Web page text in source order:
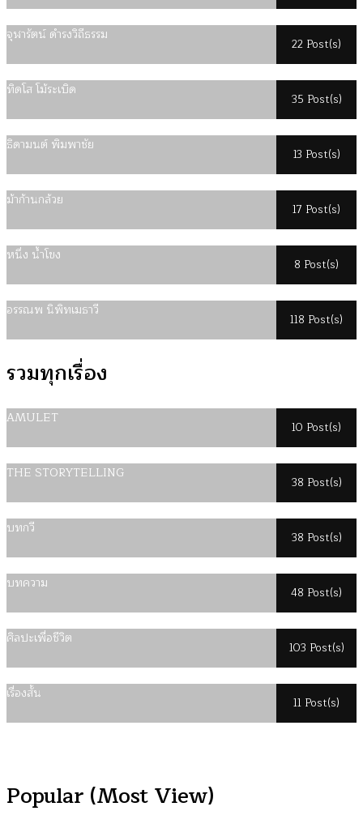
จุฬารัตน์ ดำรงวิถีธรรม
22 Post(s)
ทิดโส โม้ระเบิด
35 Post(s)
ธิดามนต์ พิมพาชัย
13 Post(s)
ม้าก้านกล้วย
17 Post(s)
หนึ่ง น้ำโขง
8 Post(s)
อรรณพ นิพิทเมธาวี
118 Post(s)
รวมทุกเรื่อง
AMULET
10 Post(s)
THE STORYTELLING
38 Post(s)
บทกวี
38 Post(s)
บทความ
48 Post(s)
ศิลปะเพื่อชีวิต
103 Post(s)
เรื่องสั้น
11 Post(s)
Popular (Most View)